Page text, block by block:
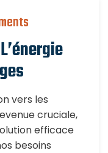
vers les
cruciale,
efficace
besoins